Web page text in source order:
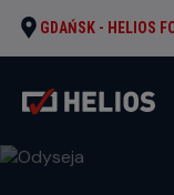
GDAŃSK - HELIOS